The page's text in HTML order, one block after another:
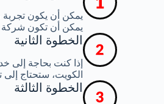
يمكن أن يكون
يمكن أن تكون شركة
الخطوة الثانية
إذا كنت بحاجة إلى
الكويت، ستحتاج
الخطوة الثالثة